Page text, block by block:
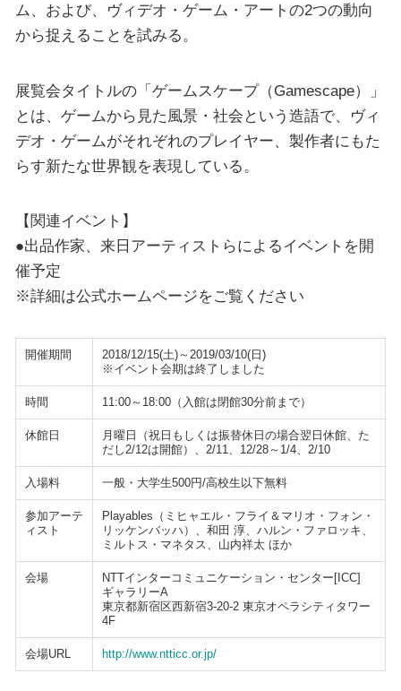
ム、および、ヴィデオ・ゲーム・アートの2つの動向
から捉えることを試みる。
展覧会タイトルの「ゲームスケープ（Gamescape）」
とは、ゲームから見た風景・社会という造語で、ヴィ
デオ・ゲームがそれぞれのプレイヤー、製作者にもた
らす新たな世界観を表現している。
【関連イベント】
●出品作家、来日アーティストらによるイベントを開
催予定
※詳細は公式ホームページをご覧ください
開催期間
2018/12/15(土)～2019/03/10(日)
※イベント会期は終了しました
時間 11:00～18:00（入館は閉館30分前まで）
休館日
月曜日（祝日もしくは振替休日の場合翌日休館、た
だし2/12は開館）、2/11、12/28～1/4、2/10
入場料 一般・大学生500円/高校生以下無料
参加アーテ
ィスト
Playables（ミヒャエル・フライ＆マリオ・フォン・
リッケンバッハ）、和田 淳、ハルン・ファロッキ、
ミルトス・マネタス、山内祥太 ほか
会場
NTTインターコミュニケーション・センター[ICC]
ギャラリーA
東京都新宿区西新宿3-20-2 東京オペラシティタワー
4F
会場URL http://www.ntticc.or.jp/